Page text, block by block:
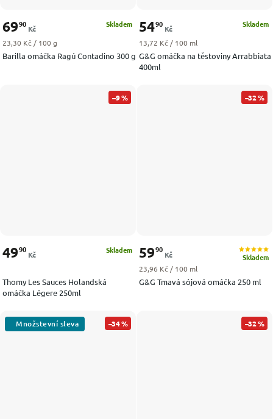
Barilla omáčka Ragú Contadino 300 g
Skladem
6990
Kč
Měrná cena:
23,30 Kč / 100 g
G&G omáčka na těstoviny Arrabbiata
400ml
Skladem
5490
Kč
Měrná cena:
13,72 Kč / 100 ml
–9 %
Thomy Les Sauces Holandská
omáčka Légere 250ml
Skladem
4990
Kč
–32 %
G&G Tmavá sójová omáčka 250 ml
Skladem
5990
Kč
Měrná cena:
23,96 Kč / 100 ml
–34 % –32 %